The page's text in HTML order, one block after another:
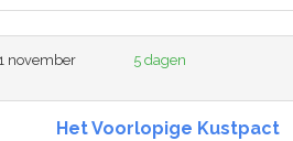
november
5 dagen
Het Voorlopige Kustpact